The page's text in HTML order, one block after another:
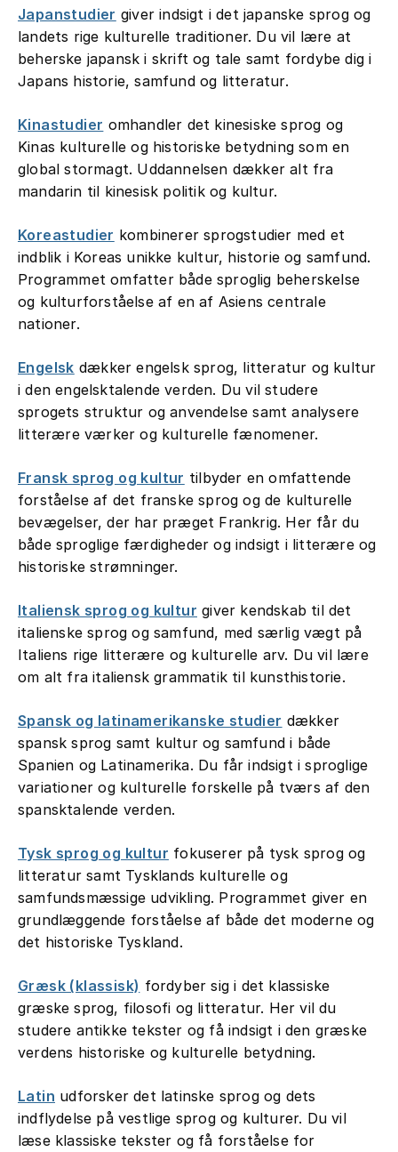
Japanstudier giver indsigt i det japanske sprog og
landets rige kulturelle traditioner. Du vil lære at
beherske japansk i skrift og tale samt fordybe dig i
Japans historie, samfund og litteratur.
Kinastudier omhandler det kinesiske sprog og
Kinas kulturelle og historiske betydning som en
global stormagt. Uddannelsen dækker alt fra
mandarin til kinesisk politik og kultur.
Koreastudier kombinerer sprogstudier med et
indblik i Koreas unikke kultur, historie og samfund.
Programmet omfatter både sproglig beherskelse
og kulturforståelse af en af Asiens centrale
nationer.
Engelsk dækker engelsk sprog, litteratur og kultur
i den engelsktalende verden. Du vil studere
sprogets struktur og anvendelse samt analysere
litterære værker og kulturelle fænomener.
Fransk sprog og kultur tilbyder en omfattende
forståelse af det franske sprog og de kulturelle
bevægelser, der har præget Frankrig. Her får du
både sproglige færdigheder og indsigt i litterære og
historiske strømninger.
Italiensk sprog og kultur giver kendskab til det
italienske sprog og samfund, med særlig vægt på
Italiens rige litterære og kulturelle arv. Du vil lære
om alt fra italiensk grammatik til kunsthistorie.
Spansk og latinamerikanske studier dækker
spansk sprog samt kultur og samfund i både
Spanien og Latinamerika. Du får indsigt i sproglige
variationer og kulturelle forskelle på tværs af den
spansktalende verden.
Tysk sprog og kultur fokuserer på tysk sprog og
litteratur samt Tysklands kulturelle og
samfundsmæssige udvikling. Programmet giver en
grundlæggende forståelse af både det moderne og
det historiske Tyskland.
Græsk (klassisk) fordyber sig i det klassiske
græske sprog, filosofi og litteratur. Her vil du
studere antikke tekster og få indsigt i den græske
verdens historiske og kulturelle betydning.
Latin udforsker det latinske sprog og dets
indflydelse på vestlige sprog og kulturer. Du vil
læse klassiske tekster og få forståelse for